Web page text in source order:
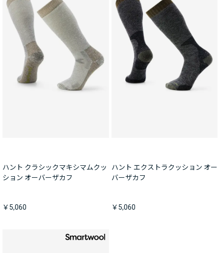
ハント クラシックマキシマムクッ
ション オーバーザカフ
￥5,060
ハント エクストラクッション オー
バーザカフ
￥5,060